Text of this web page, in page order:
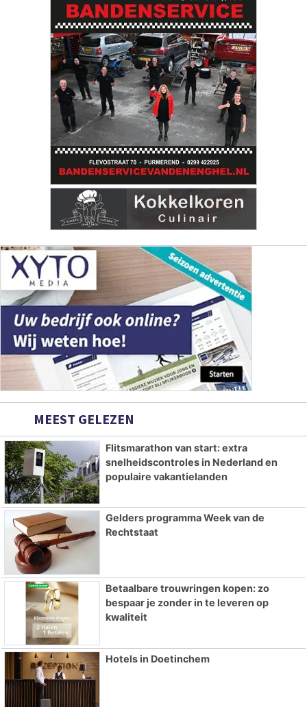
MEEST GELEZEN
Flitsmarathon van start: extra
snelheidscontroles in Nederland en
populaire vakantielanden
Gelders programma Week van de
Rechtstaat
Betaalbare trouwringen kopen: zo
bespaar je zonder in te leveren op
kwaliteit
Hotels in Doetinchem